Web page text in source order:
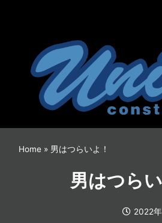
Home » 男はつらいよ！
男はつら
2022